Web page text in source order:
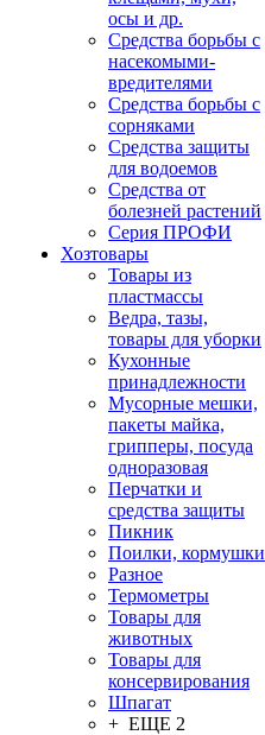
осы и др.
Средства борьбы с
насекомыми-
вредителями
Средства борьбы с
сорняками
Средства защиты
для водоемов
Средства от
болезней растений
Серия ПРОФИ
Хозтовары
Товары из
пластмассы
Ведра, тазы,
товары для уборки
Кухонные
принадлежности
Мусорные мешки,
пакеты майка,
грипперы, посуда
одноразовая
Перчатки и
средства защиты
Пикник
Поилки, кормушки
Разное
Термометры
Товары для
животных
Товары для
консервирования
Шпагат
+ ЕЩЕ 2